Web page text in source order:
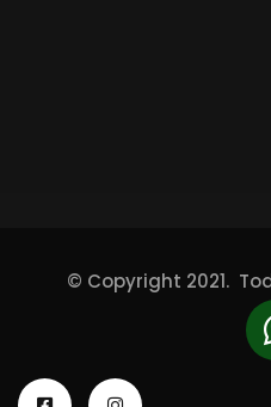
© Copyright 2021.